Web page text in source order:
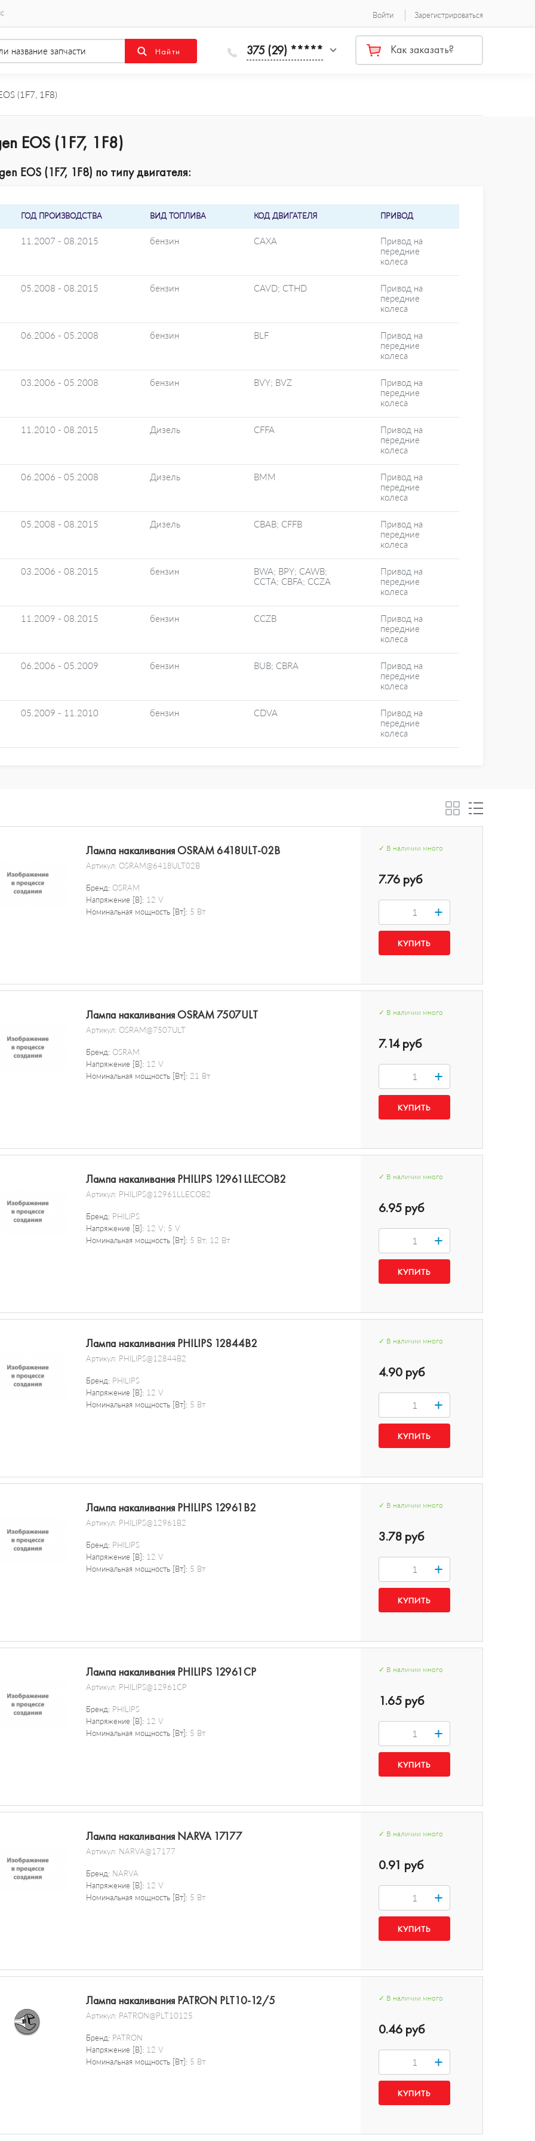
Войти Зарегистрироваться
375 (29) ***** Как заказать?
(1F7, 1F8)
EOS (1F7, 1F8)
EOS (1F7, 1F8) по типу двигателя:
ГОД ПРОИЗВОДСТВА ВИД ТОПЛИВА КОД ДВИГАТЕЛЯ ПРИВОД
11.2007 - 08.2015 бензин CAXA
Привод на
передние
колеса
05.2008 - 08.2015 бензин CAVD; CTHD
Привод на
передние
колеса
06.2006 - 05.2008 бензин BLF
Привод на
передние
колеса
03.2006 - 05.2008 бензин BVY; BVZ
Привод на
передние
колеса
11.2010 - 08.2015 Дизель CFFA
Привод на
передние
колеса
06.2006 - 05.2008 Дизель BMM
Привод на
передние
колеса
05.2008 - 08.2015 Дизель CBAB; CFFB
Привод на
передние
колеса
03.2006 - 08.2015 бензин
BWA; BPY; CAWB;
CCTA; CBFA; CCZA
Привод на
передние
колеса
11.2009 - 08.2015 бензин CCZB
Привод на
передние
колеса
06.2006 - 05.2009 бензин BUB; CBRA
Привод на
передние
колеса
05.2009 - 11.2010 бензин CDVA
Привод на
передние
колеса
Лампа накаливания OSRAM 6418ULT-02B
Артикул: OSRAM@6418ULT02B
Бренд: OSRAM
Напряжение [В]: 12 V
Номинальная мощность [Вт]: 5 Вт
✓ В наличии много
7.76 руб
+
Лампа накаливания OSRAM 7507ULT
Артикул: OSRAM@7507ULT
Бренд: OSRAM
Напряжение [В]: 12 V
Номинальная мощность [Вт]: 21 Вт
✓ В наличии много
7.14 руб
+
Лампа накаливания PHILIPS 12961LLECOB2
Артикул: PHILIPS@12961LLECOB2
Бренд: PHILIPS
Напряжение [В]: 12 V; 5 V
Номинальная мощность [Вт]: 5 Вт; 12 Вт
✓ В наличии много
6.95 руб
+
Лампа накаливания PHILIPS 12844B2
Артикул: PHILIPS@12844B2
Бренд: PHILIPS
Напряжение [В]: 12 V
Номинальная мощность [Вт]: 5 Вт
✓ В наличии много
4.90 руб
+
Лампа накаливания PHILIPS 12961B2
Артикул: PHILIPS@12961B2
Бренд: PHILIPS
Напряжение [В]: 12 V
Номинальная мощность [Вт]: 5 Вт
✓ В наличии много
3.78 руб
+
Лампа накаливания PHILIPS 12961CP
Артикул: PHILIPS@12961CP
Бренд: PHILIPS
Напряжение [В]: 12 V
Номинальная мощность [Вт]: 5 Вт
✓ В наличии много
1.65 руб
+
Лампа накаливания NARVA 17177
Артикул: NARVA@17177
Бренд: NARVA
Напряжение [В]: 12 V
Номинальная мощность [Вт]: 5 Вт
✓ В наличии много
0.91 руб
+
Лампа накаливания PATRON PLT10-12/5
Артикул: PATRON@PLT10125
Бренд: PATRON
Напряжение [В]: 12 V
Номинальная мощность [Вт]: 5 Вт
✓ В наличии много
0.46 руб
+